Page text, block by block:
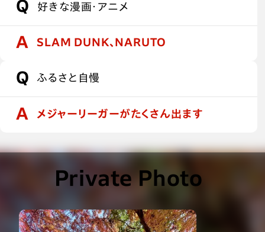
好きな漫画・アニメ
SLAM DUNK、NARUTO
ふるさと自慢
メジャーリーガーがたくさん出ます
Private Photo